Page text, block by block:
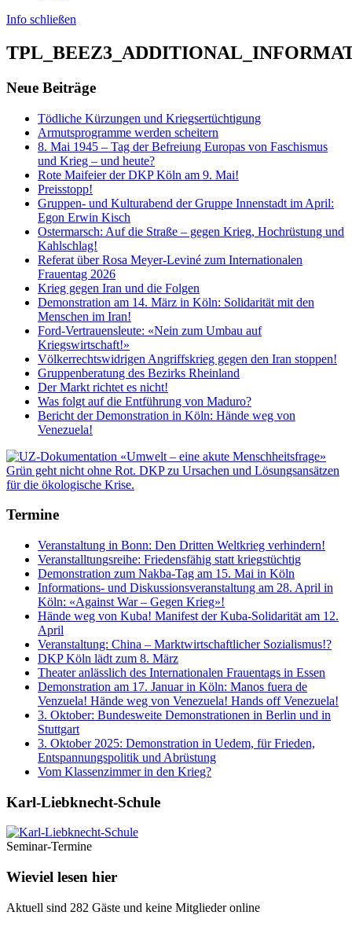
Info schließen
Neue Beiträge
Tödliche Kürzungen und Kriegsertüchtigung
Armutsprogramme werden scheitern
8. Mai 1945 – Tag der Befreiung Europas von Faschismus
und Krieg – und heute?
Rote Maifeier der DKP Köln am 9. Mai!
Preisstopp!
Gruppen- und Kulturabend der Gruppe Innenstadt im April:
Egon Erwin Kisch
Ostermarsch: Auf die Straße – gegen Krieg, Hochrüstung und
Kahlschlag!
Referat über Rosa Meyer-Leviné zum Internationalen
Frauentag 2026
Krieg gegen Iran und die Folgen
Demonstration am 14. März in Köln: Solidarität mit den
Menschen im Iran!
Ford-Vertrauensleute: «Nein zum Umbau auf
Kriegswirtschaft!»
Völkerrechtswidrigen Angriffskrieg gegen den Iran stoppen!
Gruppenberatung des Bezirks Rheinland
Der Markt richtet es nicht!
Was folgt auf die Entführung von Maduro?
Bericht der Demonstration in Köln: Hände weg von
Venezuela!
Termine
Veranstaltung in Bonn: Den Dritten Weltkrieg verhindern!
Veranstalltungsreihe: Friedensfähig statt kriegstüchtig
Demonstration zum Nakba-Tag am 15. Mai in Köln
Informations- und Diskussionsveranstaltung am 28. April in
Köln: «Against War – Gegen Krieg»!
Hände weg von Kuba! Manifest der Kuba-Solidarität am 12.
April
Veranstaltung: China – Marktwirtschaftlicher Sozialismus!?
DKP Köln lädt zum 8. März
Theater anlässlich des Internationalen Frauentags in Essen
Demonstration am 17. Januar in Köln: Manos fuera de
Venzuela! Hände weg von Venezuela! Hands off Venezuela!
3. Oktober: Bundesweite Demonstrationen in Berlin und in
Stuttgart
3. Oktober 2025: Demonstration in Uedem, für Frieden,
Entspannungspolitik und Abrüstung
Vom Klassenzimmer in den Krieg?
Karl-Liebknecht-­Schule
Seminar-Termine
Wieviel lesen hier
Aktuell sind 282 Gäste und keine Mitglieder online